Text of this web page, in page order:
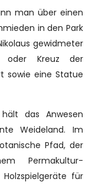
man über einen
in den Park
gewidmeter
oder Kreuz der
sowie eine Statue
das Anwesen
Weideland. Im
Pfad, der
Permakultur-
für